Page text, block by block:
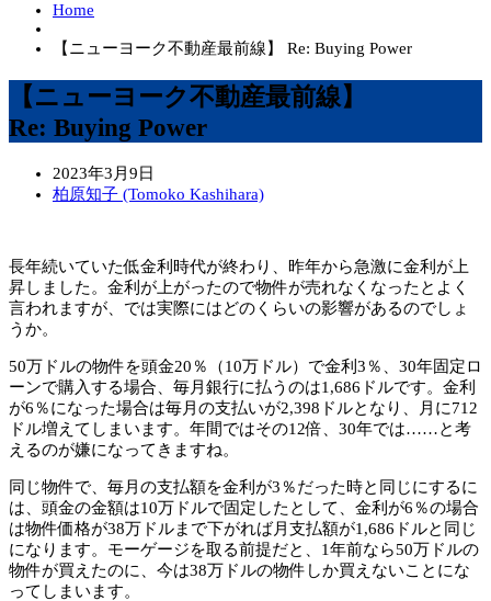
Home
【ニューヨーク不動産最前線】 Re: Buying Power
【ニューヨーク不動産最前線】
Re: Buying Power
2023年3月9日
柏原知子 (Tomoko Kashihara)
長年続いていた低金利時代が終わり、昨年から急激に金利が上
昇しました。金利が上がったので物件が売れなくなったとよく
言われますが、では実際にはどのくらいの影響があるのでしょ
うか。
50万ドルの物件を頭金20％（10万ドル）で金利3％、30年固定ロ
ーンで購入する場合、毎月銀行に払うのは1,686ドルです。金利
が6％になった場合は毎月の支払いが2,398ドルとなり、月に712
ドル増えてしまいます。年間ではその12倍、30年では……と考
えるのが嫌になってきますね。
同じ物件で、毎月の支払額を金利が3％だった時と同じにするに
は、頭金の金額は10万ドルで固定したとして、金利が6％の場合
は物件価格が38万ドルまで下がれば月支払額が1,686ドルと同じ
になります。モーゲージを取る前提だと、1年前なら50万ドルの
物件が買えたのに、今は38万ドルの物件しか買えないことにな
ってしまいます。